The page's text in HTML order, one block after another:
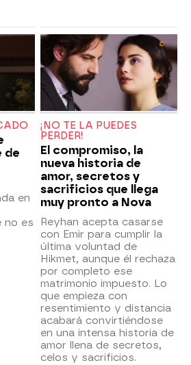
de
en
no es
¡NO TE LA PUEDES
PERDER!
El compromiso, la
nueva historia de
amor, secretos y
sacrificios que llega
muy pronto a Nova
Reyhan acepta casarse
con Emir para cumplir la
última voluntad de
Hikmet, aunque él rechaza
por completo ese
matrimonio impuesto. Lo
que empieza con
resentimiento y distancia
acabará convirtiéndose
en una intensa historia de
amor llena de secretos,
celos y sacrificios.